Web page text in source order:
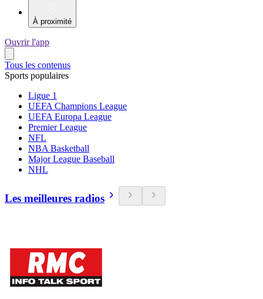
À proximité
Ouvrir l'app
Tous les contenus
Sports populaires
Ligue 1
UEFA Champions League
UEFA Europa League
Premier League
NFL
NBA Basketball
Major League Baseball
NHL
Les meilleures radios